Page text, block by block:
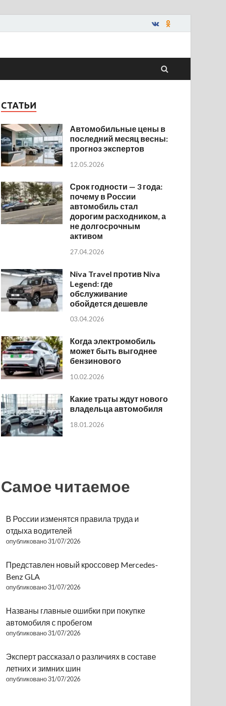
СТАТЬИ
Автомобильные цены в
последний месяц весны:
прогноз экспертов
12.05.2026
Срок годности — 3 года:
почему в России
автомобиль стал
дорогим расходником, а
не долгосрочным
активом
27.04.2026
Niva Travel против Niva
Legend: где
обслуживание
обойдется дешевле
03.04.2026
Когда электромобиль
может быть выгоднее
бензинового
10.02.2026
Какие траты ждут нового
владельца автомобиля
18.01.2026
Самое читаемое
В России изменятся правила труда и
отдыха водителей
опубликовано 31/07/2026
Представлен новый кроссовер Mercedes-
Benz GLA
опубликовано 31/07/2026
Названы главные ошибки при покупке
автомобиля с пробегом
опубликовано 31/07/2026
Эксперт рассказал о различиях в составе
летних и зимних шин
опубликовано 31/07/2026